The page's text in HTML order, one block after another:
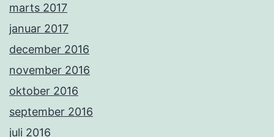
marts 2017
januar 2017
december 2016
november 2016
oktober 2016
september 2016
juli 2016